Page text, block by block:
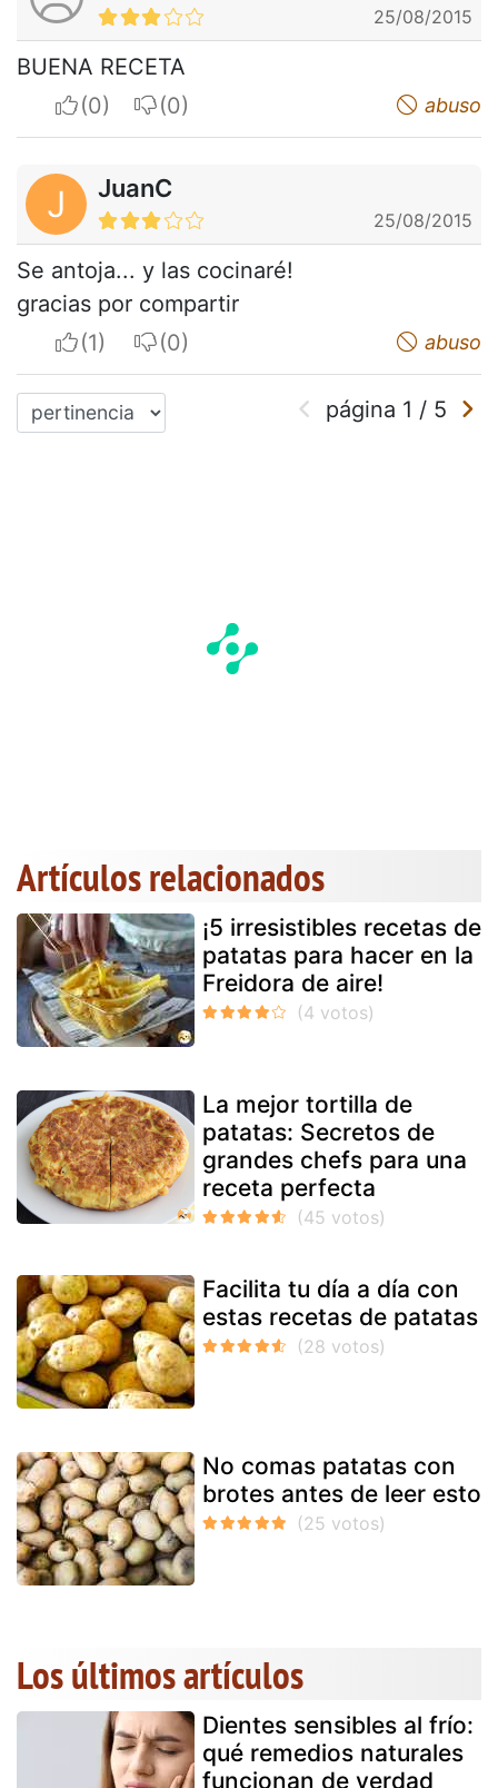
25/08/2015
BUENA RECETA
I apreciateI do not appreciate abuso
J JuanC
25/08/2015
Se antoja... y las cocinaré!
gracias por compartir
I apreciateI do not appreciate abuso
página 1 / 5
Artículos relacionados
¡5 irresistibles recetas de
patatas para hacer en la
Freidora de aire!
La mejor tortilla de
patatas: Secretos de
grandes chefs para una
receta perfecta
Facilita tu día a día con
estas recetas de patatas
No comas patatas con
brotes antes de leer esto
Los últimos artículos
Dientes sensibles al frío:
qué remedios naturales
funcionan de verdad